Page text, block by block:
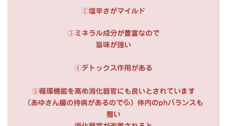
②塩辛さがマイルド
③ミネラル成分が豊富なので
旨味が強い
④デトックス作用がある
⑤循環機能を高め消化器官にも良いとされています
（あゆさん腸の持病があるので💦）体内のphバランスも
整い